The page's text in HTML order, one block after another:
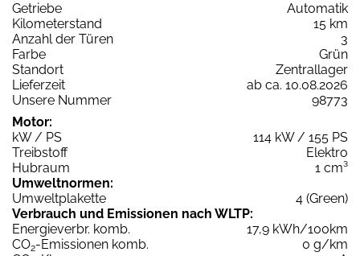
Getriebe
Automatik
Kilometerstand
15 km
Anzahl der Türen
3
Farbe
Grün
Standort
Zentrallager
Lieferzeit
ab ca. 10.08.2026
Unsere Nummer
98773
Motor:
kW / PS
114 kW / 155 PS
Treibstoff
Elektro
Hubraum
1 cm³
Umweltnormen:
Umweltplakette
4 (Green)
Verbrauch und Emissionen nach WLTP:
Energieverbr. komb.
17,9 kWh/100km
CO2-Emissionen komb.
0 g/km